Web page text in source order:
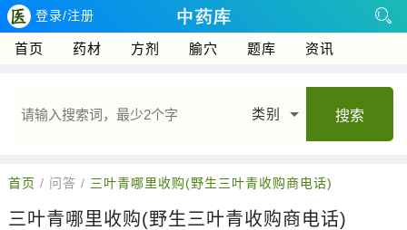
登录/注册
首页 药材 方剂 腧穴 题库 资讯
类别 搜索
首页 / 问答 / 三叶青哪里收购(野生三叶青收购商电话)
三叶青哪里收购(野生三叶青收购商电话)